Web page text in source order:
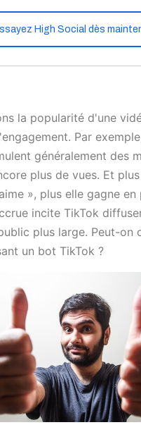
High Social dès
la popularité d'une
Par
généralement des
plus de vues. Et
», plus elle gagne en
incite TikTok
plus large. Peut-on
un bot TikTok ?